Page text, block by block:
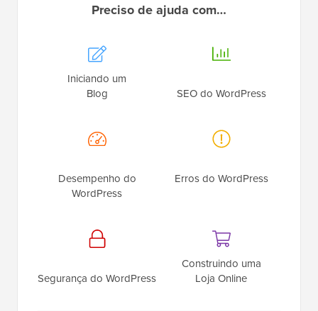
Preciso de ajuda com…
Iniciando um
Blog
SEO do WordPress
Desempenho do
WordPress
Erros do WordPress
Segurança do WordPress
Construindo uma
Loja Online